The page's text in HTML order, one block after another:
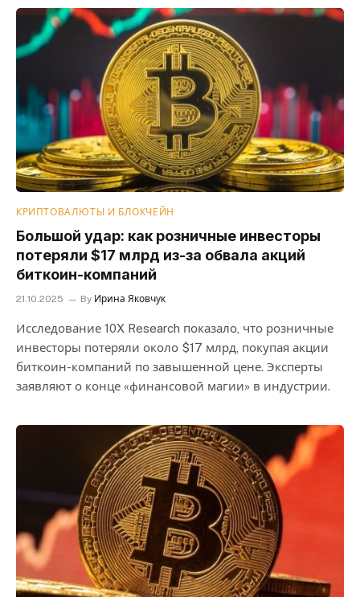
КРИПТОВАЛЮТЫ И БЛОКЧЕЙН
Большой удар: как розничные инвесторы
потеряли $17 млрд из-за обвала акций
биткоин-компаний
21.10.2025 By Ирина Яковчук
Исследование 10X Research показало, что розничные
инвесторы потеряли около $17 млрд, покупая акции
биткоин-компаний по завышенной цене. Эксперты
заявляют о конце «финансовой магии» в индустрии.